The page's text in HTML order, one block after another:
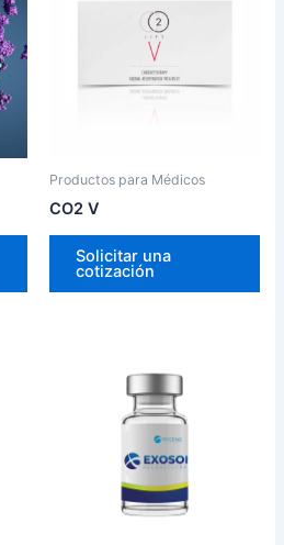
Productos para Médicos
CO2 V
Solicitar una
cotización